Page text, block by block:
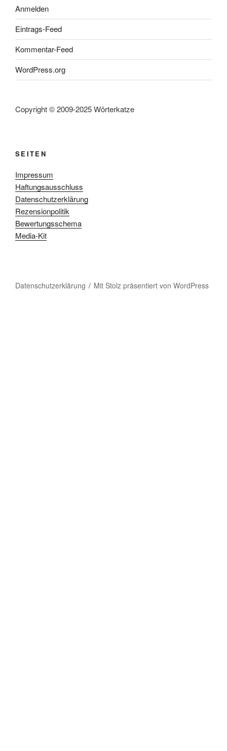
Anmelden
Eintrags-Feed
Kommentar-Feed
WordPress.org
Copyright © 2009-2025 Wörterkatze
SEITEN
Impressum
Haftungsausschluss
Datenschutzerklärung
Rezensionpolitik
Bewertungsschema
Media-Kit
Datenschutzerklärung Mit Stolz präsentiert von WordPress